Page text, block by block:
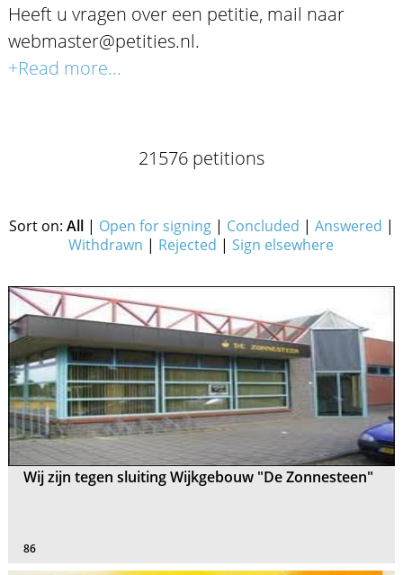
Heeft u vragen over een petitie, mail naar
webmaster@petities.nl.
+Read more...
21576 petitions
Sort on: All| Open for signing| Concluded | Answered |
Withdrawn | Rejected |Sign elsewhere
Wij zijn tegen sluiting Wijkgebouw "De Zonnesteen"
86